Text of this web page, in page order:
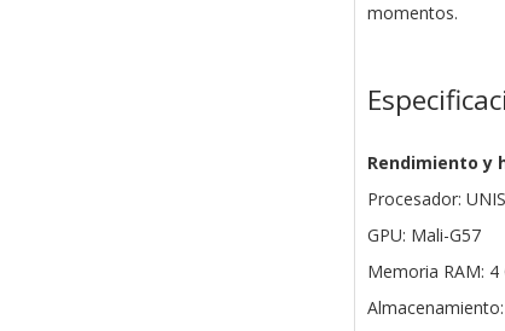
momentos.
Rendimiento y
Procesador:
GPU: Mali-G57
Memoria RAM: 4